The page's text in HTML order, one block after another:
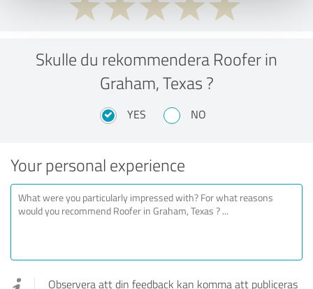
Skulle du rekommendera Roofer in
Graham, Texas ?
YES NO
Your personal experience
Observera att din feedback kan komma att publiceras